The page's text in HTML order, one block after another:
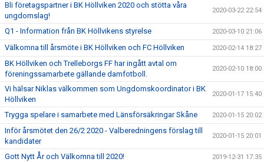
Bli företagspartner i BK Höllviken 2020 och stötta våra
ungdomslag!
2020-03-22 22:54
Q1 - Information från BK Höllvikens styrelse 2020-03-10 21:06
Välkomna till årsmöte i BK Höllviken och FC Höllviken 2020-02-14 18:27
BK Höllviken och Trelleborgs FF har ingått avtal om
föreningssamarbete gällande damfotboll.
2020-02-10 18:00
Vi hälsar Niklas välkommen som Ungdomskoordinator i BK
Höllviken
2020-01-17 15:40
Trygga spelare i samarbete med Länsförsäkringar Skåne 2020-01-15 20:02
Inför årsmötet den 26/2 2020 - Valberedningens förslag till
kandidater
2020-01-15 20:01
Gott Nytt År och Välkomna till 2020! 2019-12-31 17:35